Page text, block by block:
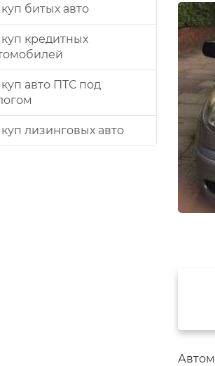
битых авто
кредитных
авто ПТС под
лизинговых авто